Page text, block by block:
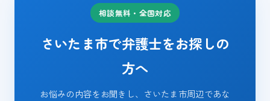
相談無料・全国対応
さいたま市で弁護士をお探しの
方へ
お悩みの内容をお聞きし、さいたま市周辺であな